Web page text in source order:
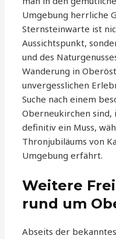
Umgebung herrliche
Sternsteinwarte ist
Aussichtspunkt,
und des
Wanderung in
unvergesslichen
Suche nach einem
Oberneukirchen
definitiv ein Muss,
Thronjubiläums von
Umgebung erfährt.
Weitere
rund um
Abseits der